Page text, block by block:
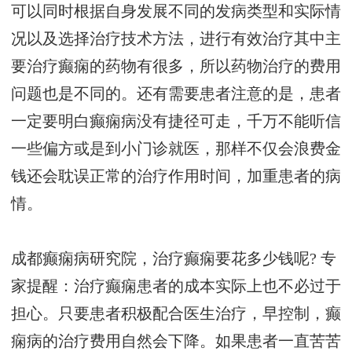
可以同时根据自身发展不同的发病类型和实际情
况以及选择治疗技术方法，进行有效治疗其中主
要治疗癫痫的药物有很多，所以药物治疗的费用
问题也是不同的。还有需要患者注意的是，患者
一定要明白癫痫病没有捷径可走，千万不能听信
一些偏方或是到小门诊就医，那样不仅会浪费金
钱还会耽误正常的治疗作用时间，加重患者的病
情。
成都癫痫病研究院，治疗癫痫要花多少钱呢? 专
家提醒：治疗癫痫患者的成本实际上也不必过于
担心。只要患者积极配合医生治疗，早控制，癫
痫病的治疗费用自然会下降。如果患者一直苦苦